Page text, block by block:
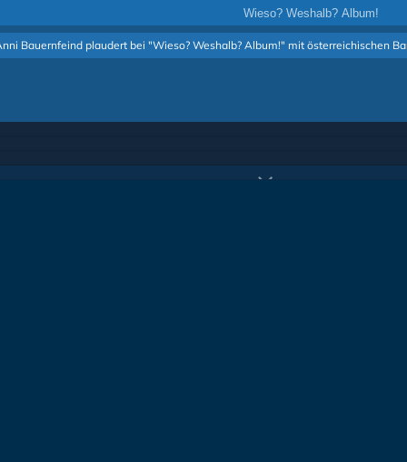
Wieso? Weshalb? Album!
Bauernfeind plaudert bei "Wieso? Weshalb? Album!" mit österreichischen